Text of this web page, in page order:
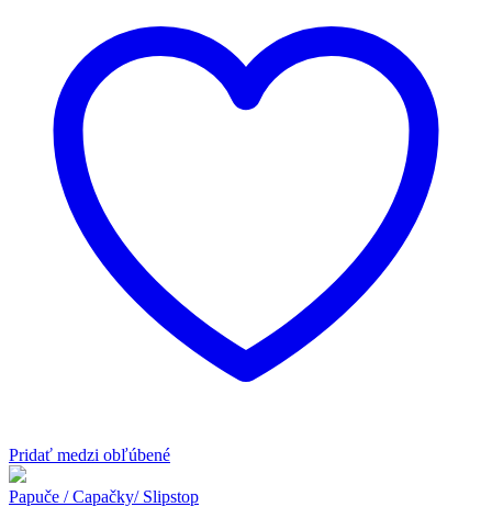
21,90€
variantov.
Možnosti
si
Pridať medzi obľúbené
Papuče / Capačky/ Slipstop